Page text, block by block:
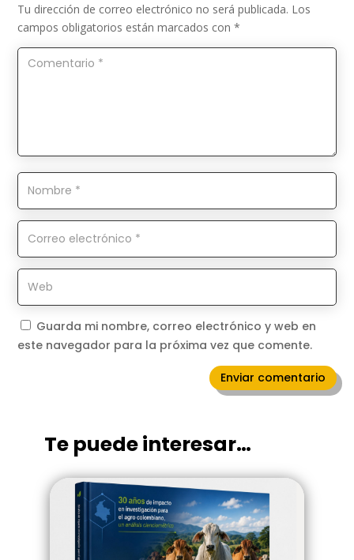
Tu dirección de correo electrónico no será publicada. Los
campos obligatorios están marcados con*
Guarda mi nombre, correo electrónico y web en
este navegador para la próxima vez que comente.
Enviar comentario
Te puede interesar…